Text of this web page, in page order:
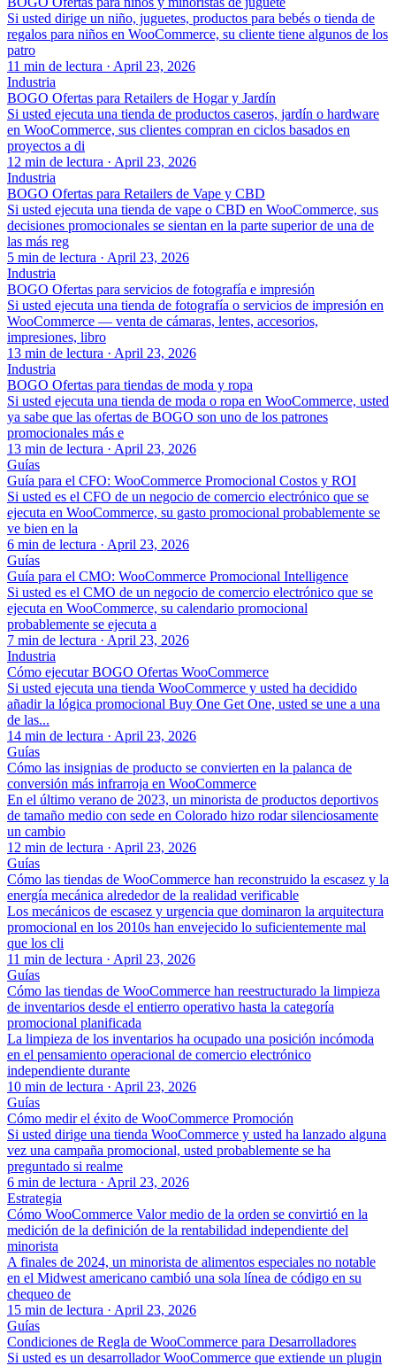
Si usted dirige un niño, juguetes, productos para bebés o tienda de
regalos para niños en WooCommerce, su cliente tiene algunos de los
patro
11 min de lectura · April 23, 2026
Industria
BOGO Ofertas para Retailers de Hogar y Jardín
Si usted ejecuta una tienda de productos caseros, jardín o hardware
en WooCommerce, sus clientes compran en ciclos basados en
proyectos a di
12 min de lectura · April 23, 2026
Industria
BOGO Ofertas para Retailers de Vape y CBD
Si usted ejecuta una tienda de vape o CBD en WooCommerce, sus
decisiones promocionales se sientan en la parte superior de una de
las más reg
5 min de lectura · April 23, 2026
Industria
BOGO Ofertas para servicios de fotografía e impresión
Si usted ejecuta una tienda de fotografía o servicios de impresión en
WooCommerce — venta de cámaras, lentes, accesorios,
impresiones, libro
13 min de lectura · April 23, 2026
Industria
BOGO Ofertas para tiendas de moda y ropa
Si usted ejecuta una tienda de moda o ropa en WooCommerce, usted
ya sabe que las ofertas de BOGO son uno de los patrones
promocionales más e
13 min de lectura · April 23, 2026
Guías
Guía para el CFO: WooCommerce Promocional Costos y ROI
Si usted es el CFO de un negocio de comercio electrónico que se
ejecuta en WooCommerce, su gasto promocional probablemente se
ve bien en la
6 min de lectura · April 23, 2026
Guías
Guía para el CMO: WooCommerce Promocional Intelligence
Si usted es el CMO de un negocio de comercio electrónico que se
ejecuta en WooCommerce, su calendario promocional
probablemente se ejecuta a
7 min de lectura · April 23, 2026
Industria
Cómo ejecutar BOGO Ofertas WooCommerce
Si usted ejecuta una tienda WooCommerce y usted ha decidido
añadir la lógica promocional Buy One Get One, usted se une a una
de las...
14 min de lectura · April 23, 2026
Guías
Cómo las insignias de producto se convierten en la palanca de
conversión más infrarroja en WooCommerce
En el último verano de 2023, un minorista de productos deportivos
de tamaño medio con sede en Colorado hizo rodar silenciosamente
un cambio
12 min de lectura · April 23, 2026
Guías
Cómo las tiendas de WooCommerce han reconstruido la escasez y la
energía mecánica alrededor de la realidad verificable
Los mecánicos de escasez y urgencia que dominaron la arquitectura
promocional en los 2010s han envejecido lo suficientemente mal
que los cli
11 min de lectura · April 23, 2026
Guías
Cómo las tiendas de WooCommerce han reestructurado la limpieza
de inventarios desde el entierro operativo hasta la categoría
promocional planificada
La limpieza de los inventarios ha ocupado una posición incómoda
en el pensamiento operacional de comercio electrónico
independiente durante
10 min de lectura · April 23, 2026
Guías
Cómo medir el éxito de WooCommerce Promoción
Si usted dirige una tienda WooCommerce y usted ha lanzado alguna
vez una campaña promocional, usted probablemente se ha
preguntado si realme
6 min de lectura · April 23, 2026
Estrategia
Cómo WooCommerce Valor medio de la orden se convirtió en la
medición de la definición de la rentabilidad independiente del
minorista
A finales de 2024, un minorista de alimentos especiales no notable
en el Midwest americano cambió una sola línea de código en su
chequeo de
15 min de lectura · April 23, 2026
Guías
Condiciones de Regla de WooCommerce para Desarrolladores
Si usted es un desarrollador WooCommerce que extiende un plugin